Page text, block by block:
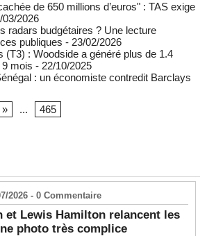
de 650 millions d’euros" : TAS exige
03/2026
radars budgétaires ? Une lecture
publiques - 23/02/2026
(T3) : Woodside a généré plus de 1.4
mois - 22/10/2025
: un économiste contredit Barclays
» ... 465
2026 - 0 Commentaire
et Lewis Hamilton relancent les
photo très complice